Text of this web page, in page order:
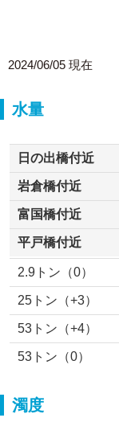
2024/06/05 現在
水量
日の出橋付近
岩倉橋付近
富国橋付近
平戸橋付近
2.9トン（0）
25トン（+3）
53トン（+4）
53トン（0）
濁度